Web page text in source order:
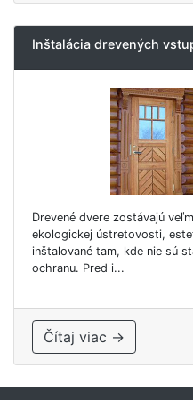
Inštalácia drevených
Drevené dvere zostávajú
ekologickej ústretovosti,
inštalované tam, kde nie sú
ochranu. Pred i...
Čítaj viac →